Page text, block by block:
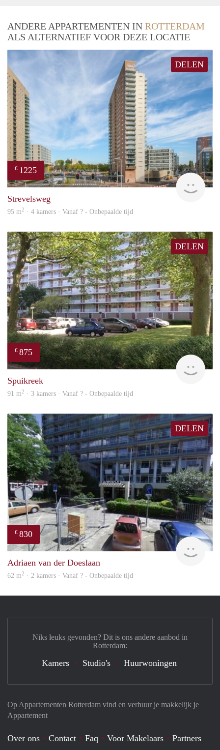
ANDERE APPARTEMENTEN IN ROTTERDAM
ALS ALTERNATIEF VOOR DEZE LOCATIE
DELEN
€ 1225
Strevelsweg
95 m2 · 4 kamers · Vanaf ? - Onbepaalde tijd
DELEN
€ 875
rent
Spuikreek
91 m2 · 3 kamers · Vanaf ? - Onbepaalde tijd
DELEN
€ 830
Adriaen van der Doeslaan
62 m2 · 2 kamers · Vanaf ? - Onbepaalde tijd
Op Appartementen Rotterdam vind en verhuur je makkelijk je
Appartement
Over ons Contact Faq Voor Makelaars Partners
Niks leuks gevonden? Dit is ons andere aanbod in
Rotterdam:
Kamers Studio's Huurwoningen